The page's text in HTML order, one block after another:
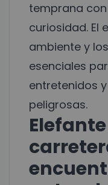
temprana
curiosidad. El
ambiente y
esenciales
entretenidos
peligrosas.